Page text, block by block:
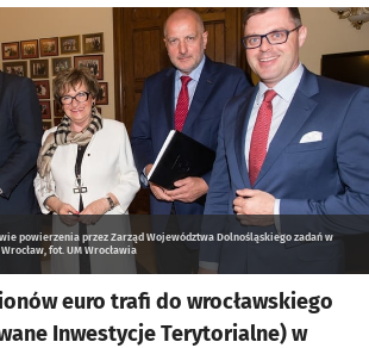
powierzenia przez Zarząd Województwa Dolnośląskiego zadań w
fot. UM Wrocławia
euro trafi do wrocławskiego
Inwestycje Terytorialne) w